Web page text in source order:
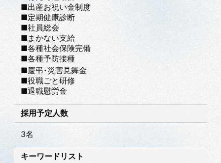
■出産お祝い金制度
■定期健康診断
■社員総会
■まかない支給
■各種社会保険完備
■各種予防接種
■慶弔・災害見舞金
■役職ごと研修
■退職慰労金
採用予定人数
3名
キーワードリスト